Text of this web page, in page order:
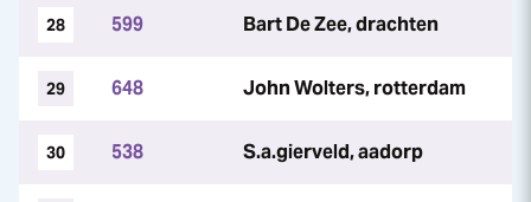
28 599 Bart De Zee, drachten
29 648 John Wolters, rotterdam
30 538 S.a.gierveld, aadorp